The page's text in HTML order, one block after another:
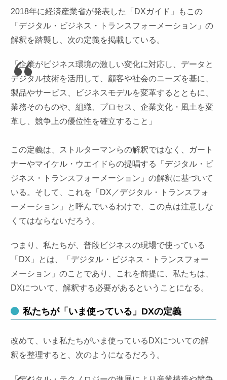
2018年に経済産業省が発表した「DXガイド」もこの
「デジタル・ビジネス・トランスフォーメーション」の
解釈を踏襲し、次の定義を掲載している。
「企業がビジネス環境の激しい変化に対応し、データと
デジタル技術を活用して、顧客や社会のニーズを基に、
製品やサービス、ビジネスモデルを変革するとともに、
業務そのものや、組織、プロセス、企業文化・風土を変
革し、競争上の優位性を確立すること」
この定義は、ストルターマンらの解釈ではなく、ガート
ナーやマイケル・ウエイドらの提唱する「デジタル・ビ
ジネス・トランスフォーメーション」の解釈に基づいて
いる。そして、これを「DX／デジタル・トランスフォ
ーメーション」と呼んでいるわけで、この点は注意しな
くてはならないだろう。
つまり、私たちが、普段ビジネスの現場で使っている
「DX」とは、「デジタル・ビジネス・トランスフォー
メーション」のことであり、これを前提に、私たちは、
DXについて、解釈する必要があるということになる。
私たちが「いま使っている」DXの定義
改めて、いま私たちがいま使っているDXについての解
釈を整理すると、次のようになるだろう。